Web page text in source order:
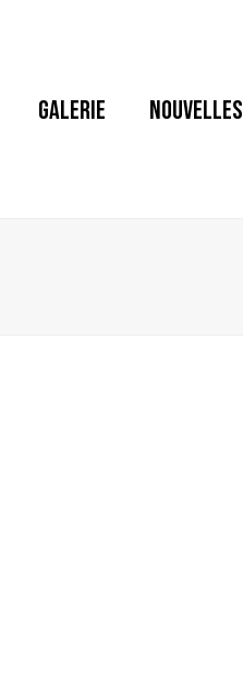
GALERIE NOUVELLES